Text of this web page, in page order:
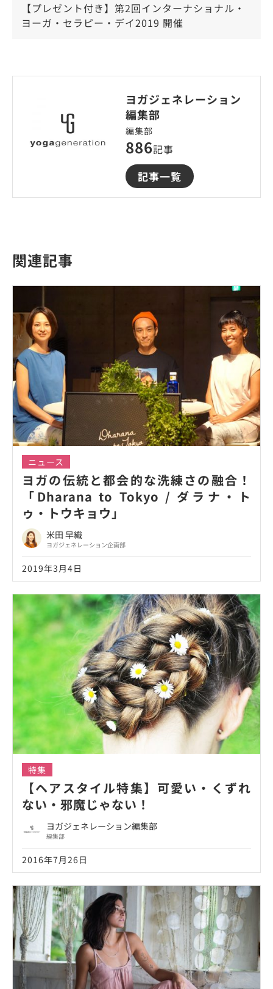
【プレゼント付き】第2回インターナショナル・
ヨーガ・セラピー・デイ2019 開催
ヨガジェネレーション
編集部
編集部
886記事
記事一覧
関連記事
ニュース
ヨガの伝統と都会的な洗練さの融合！
「Dharana to Tokyo / ダラナ・ト
ゥ・トウキョウ」
米田 早織
ヨガジェネレーション企画部
2019年3月4日
特集
【ヘアスタイル特集】可愛い・くずれ
ない・邪魔じゃない！
ヨガジェネレーション編集部
編集部
2016年7月26日